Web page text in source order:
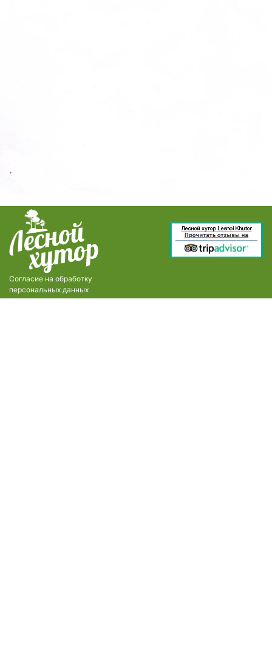
Согласие на обработку
персональных данных